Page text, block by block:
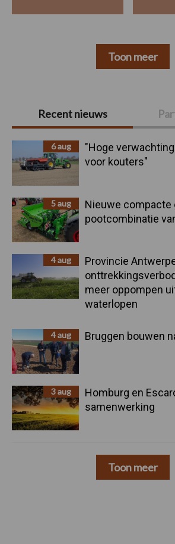
Primaire
Sidebar
Recent nieuws
6 aug
"Hoge
voor kouters"
5 aug
Nieuwe compacte
pootcombinatie
4 aug
Provincie
meer oppompen
waterlopen
4 aug Bruggen bouwen
3 aug
Homburg en
samenwerking
Toon meer
Toon meer